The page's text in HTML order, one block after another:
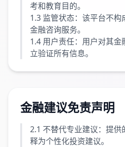
考和教育目的。
1.3 监管状态：该平台不构
金融咨询服务。
1.4 用户责任：用户对其
立验证所有信息。
金融建议免责声明
2.1 不替代专业建议：提
释为个性化投资建议。